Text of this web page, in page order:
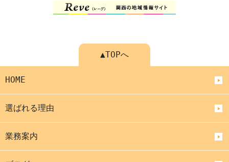
▲TOPへ
HOME
選ばれる理由
業務案内